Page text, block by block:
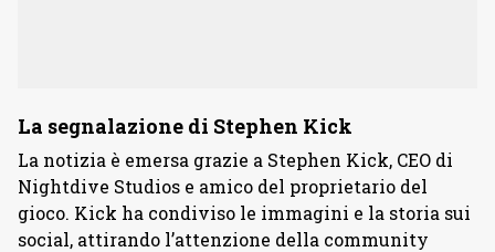
La segnalazione di Stephen Kick
La notizia è emersa grazie a Stephen Kick, CEO di
Nightdive Studios e amico del proprietario del
gioco. Kick ha condiviso le immagini e la storia sui
social, attirando l’attenzione della community